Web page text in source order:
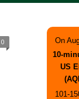
0
On
10-
US
101-